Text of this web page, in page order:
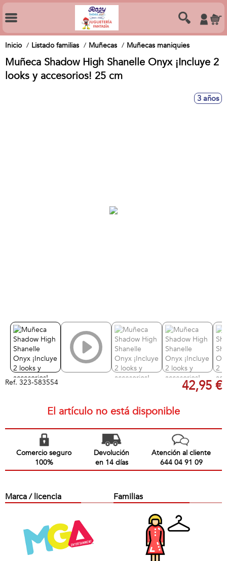
Inicio Listado familias Muñecas Muñecas maniquies
Muñeca Shadow High Shanelle Onyx ¡Incluye 2
looks y accesorios! 25 cm
3 años
Ref. 323-583554 42,95 €
El artículo no está disponible
Comercio seguro
100%
Devolución
en 14 días
Atención al cliente
644 04 91 09
Marca / licencia Familias